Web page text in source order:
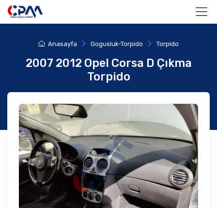
Anasayfa Gogusluk-Torpido Torpido
2007 2012 Opel Corsa D Çıkma
Torpido